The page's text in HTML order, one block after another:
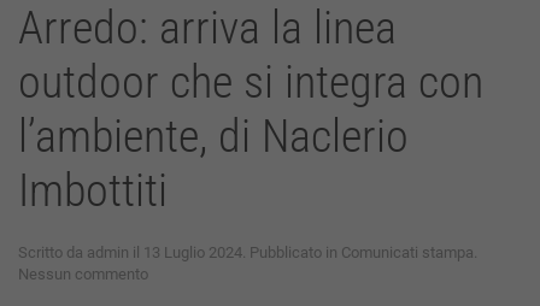
Arredo: arriva la linea
outdoor che si integra con
l’ambiente, di Naclerio
Imbottiti
Scritto da admin il 13 Luglio 2024. Pubblicato in Comunicati stampa.
Nessun commentosu